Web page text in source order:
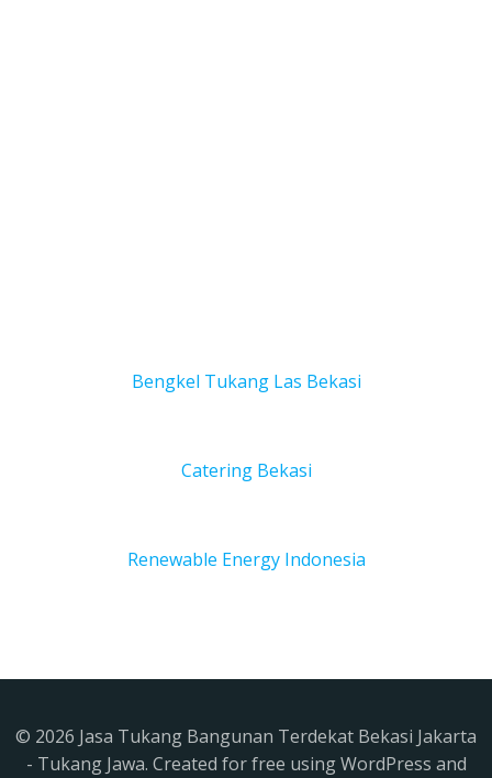
Bengkel Tukang Las Bekasi
Catering Bekasi
Renewable Energy Indonesia
© 2026 Jasa Tukang Bangunan Terdekat Bekasi Jakarta
- Tukang Jawa. Created for free using WordPress and